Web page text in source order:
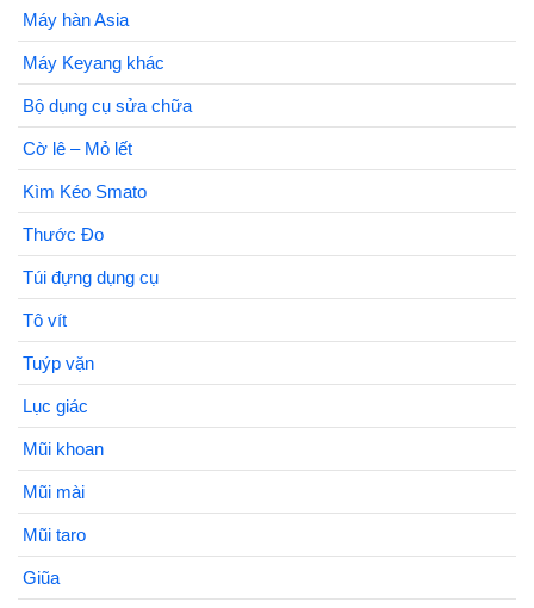
Máy hàn Asia
Máy Keyang khác
Bộ dụng cụ sửa chữa
Cờ lê – Mỏ lết
Kìm Kéo Smato
Thước Đo
Túi đựng dụng cụ
Tô vít
Tuýp vặn
Lục giác
Mũi khoan
Mũi mài
Mũi taro
Giũa